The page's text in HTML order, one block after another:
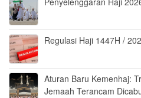
Regulasi Haji 1447H /
Aturan Baru Kemenhaj:
Jemaah Terancam